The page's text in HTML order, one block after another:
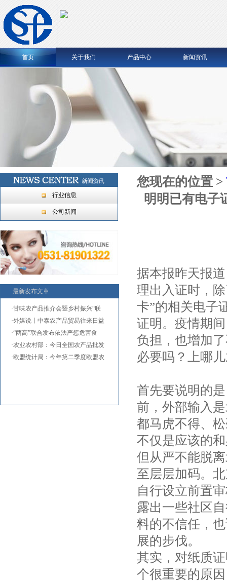
首页 关于我们 产品中心 新闻资讯
行业信息
公司新闻
最新发布文章
·甘味农产品推介会暨乡村振兴“联
·外媒说丨中泰农产品贸易往来日益
·“两高”联合发布依法严惩危害食
·农业农村部：今日全国农产品批发
·欧盟统计局：今年第二季度欧盟农
您现在的位置 >
明明已有电子
据本报昨天报
理出入证时，
卡”的相关电子
证明。疫情期
负担，也增加
必要吗？上哪
首先要说明的
前，外部输入
都马虎不得、
不仅是应该的
但从严不能脱
至层层加码。
自行设立前置
露出一些社区
料的不信任，
展的步伐。
其实，对纸质
个很重要的原